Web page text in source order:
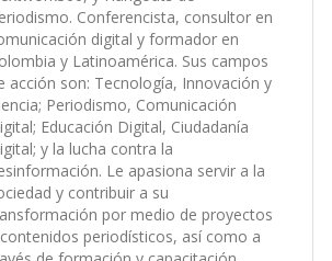
Conferencista, consultor en
digital y formador en
y Latinoamérica. Sus campos
acción son: Tecnología, Innovación y
Periodismo, Comunicación
Educación Digital, Ciudadanía
y la lucha contra la
Le apasiona servir a la
y contribuir a su
por medio de proyectos
periodísticos, así como a